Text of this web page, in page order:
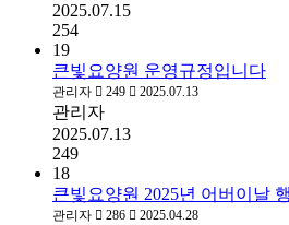
2025.07.15
254
19
큰빛요양원 운영규정입니다
관리자 249 2025.07.13
관리자
2025.07.13
249
18
큰빛요양원 2025년 어버이날
관리자 286 2025.04.28